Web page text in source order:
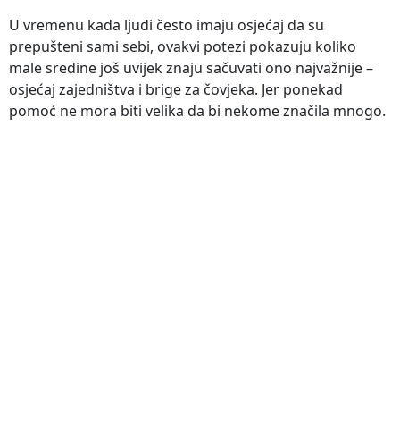
U vremenu kada ljudi često imaju osjećaj da su
prepušteni sami sebi, ovakvi potezi pokazuju koliko
male sredine još uvijek znaju sačuvati ono najvažnije –
osjećaj zajedništva i brige za čovjeka. Jer ponekad
pomoć ne mora biti velika da bi nekome značila mnogo.